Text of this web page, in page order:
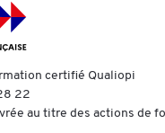
certifié Qualiopi
22
au titre des actions de